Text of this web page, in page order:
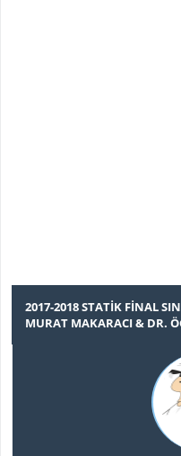
2017-2018 STATIK FINAL
MURAT MAKARACI & DR.